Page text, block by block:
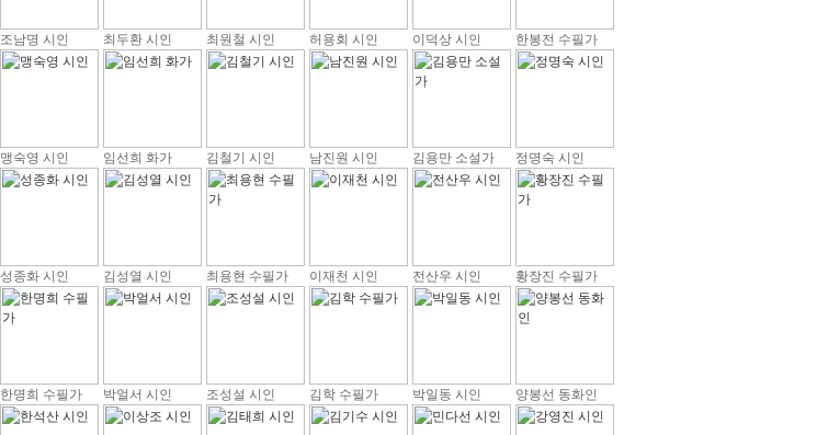
조남명 시인 최두환 시인 최원철 시인 허용회 시인 이덕상 시인 한봉전 수필가
맹숙영 시인 임선희 화가 김철기 시인 남진원 시인 김용만 소설가 정명숙 시인
성종화 시인 김성열 시인 최용현 수필가 이재천 시인 전산우 시인 황장진 수필가
한명희 수필가 박얼서 시인 조성설 시인 김학 수필가 박일동 시인 양봉선 동화인